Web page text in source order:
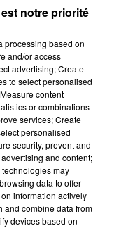
dans le
notre priorité
processing based on
and/or access
advertising; Create
to select personalised
content
or combinations
services; Create
personalised
security, prevent and
and content;
may
data to offer
information actively
and combine data from
devices based on